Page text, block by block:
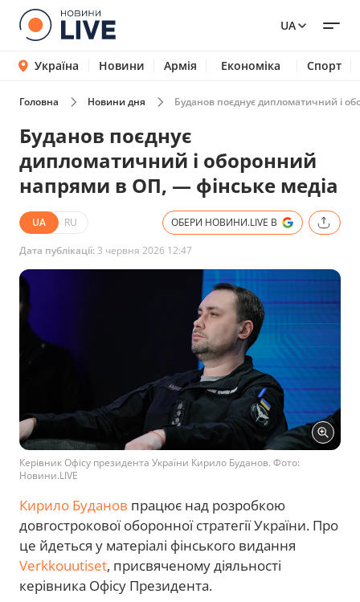
UA
Україна Новини Армія Економіка Спорт
Головна Новини дня Буданов поєднує дипломатичний і
Буданов поєднує
дипломатичний і оборонний
напрями в ОП, — фінське медіа
UA RU ОБЕРИ НОВИНИ.LIVE В
Дата публікації: 3 червня 2026 12:47
Керівник Офісу президента України Кирило Буданов. Фото:
Новини.LIVE
Кирило Буданов працює над розробкою
довгострокової оборонної стратегії України. Про
це йдеться у матеріалі фінського видання
Verkkouutiset, присвяченому діяльності
керівника Офісу Президента.